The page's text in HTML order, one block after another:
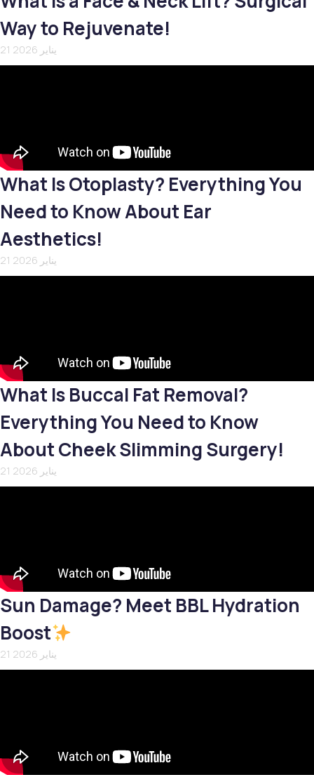
Way to Rejuvenate!
21 يناير 2026
What Is Otoplasty? Everything You
Need to Know About Ear
Aesthetics!
21 يناير 2026
What Is Buccal Fat Removal?
Everything You Need to Know
About Cheek Slimming Surgery!
21 يناير 2026
Sun Damage? Meet BBL Hydration
Boost
21 يناير 2026